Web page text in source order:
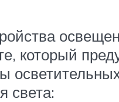
который
света: